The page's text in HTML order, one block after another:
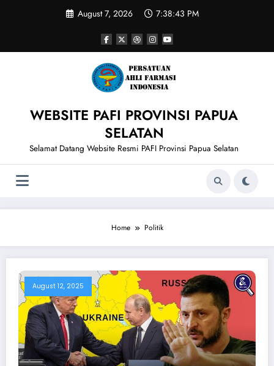
August 7, 2026 7:38:43 PM
WEBSITE PAFI PROVINSI PAPUA
SELATAN
Selamat Datang Website Resmi PAFI Provinsi Papua Selatan
Home Politik
August 12, 2025